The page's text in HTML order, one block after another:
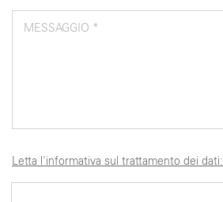
MESSAGGIO *
Letta l'informativa sul trattamento dei dati: